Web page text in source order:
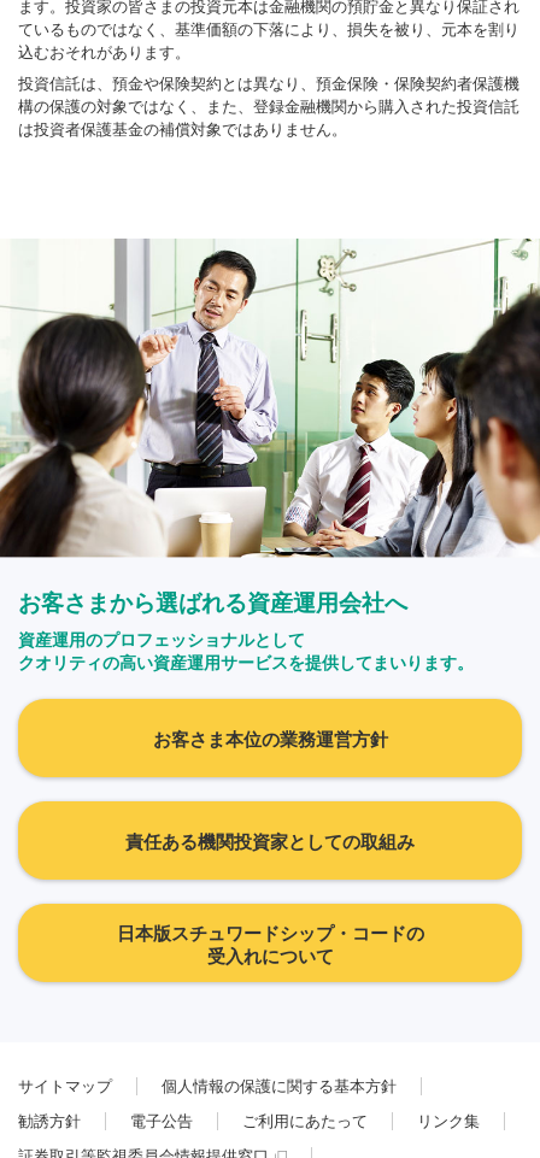
ます。投資家の皆さまの投資元本は金融機関の預貯金と異なり保証され
ているものではなく、基準価額の下落により、損失を被り、元本を割り
込むおそれがあります。
投資信託は、預金や保険契約とは異なり、預金保険・保険契約者保護機
構の保護の対象ではなく、また、登録金融機関から購入された投資信託
は投資者保護基金の補償対象ではありません。
お客さまから選ばれる資産運用会社へ
資産運用のプロフェッショナルとして
クオリティの高い資産運用サービスを提供してまいります。
お客さま本位の業務運営方針
責任ある機関投資家としての取組み
日本版スチュワードシップ・コードの
受入れについて
サイトマップ
個人情報の保護に関する基本方針
勧誘方針
電子公告 ご利用にあたって
リンク集